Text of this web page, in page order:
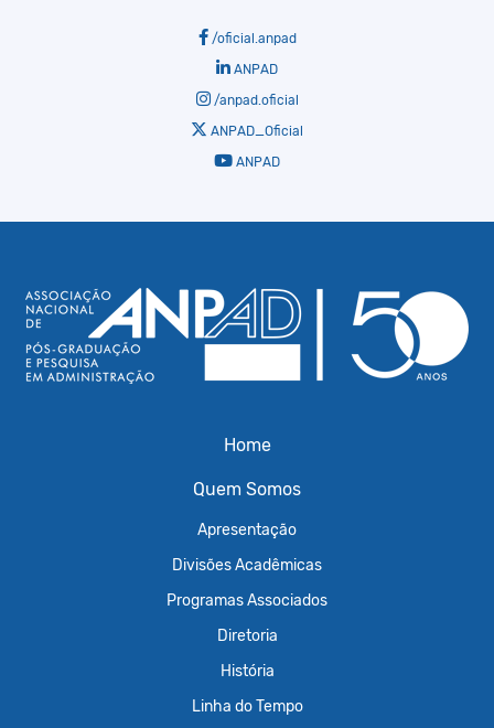
/oficial.anpad
ANPAD
/anpad.oficial
ANPAD_Oficial
ANPAD
Home
Quem Somos
Apresentação
Divisões Acadêmicas
Programas Associados
Diretoria
História
Linha do Tempo